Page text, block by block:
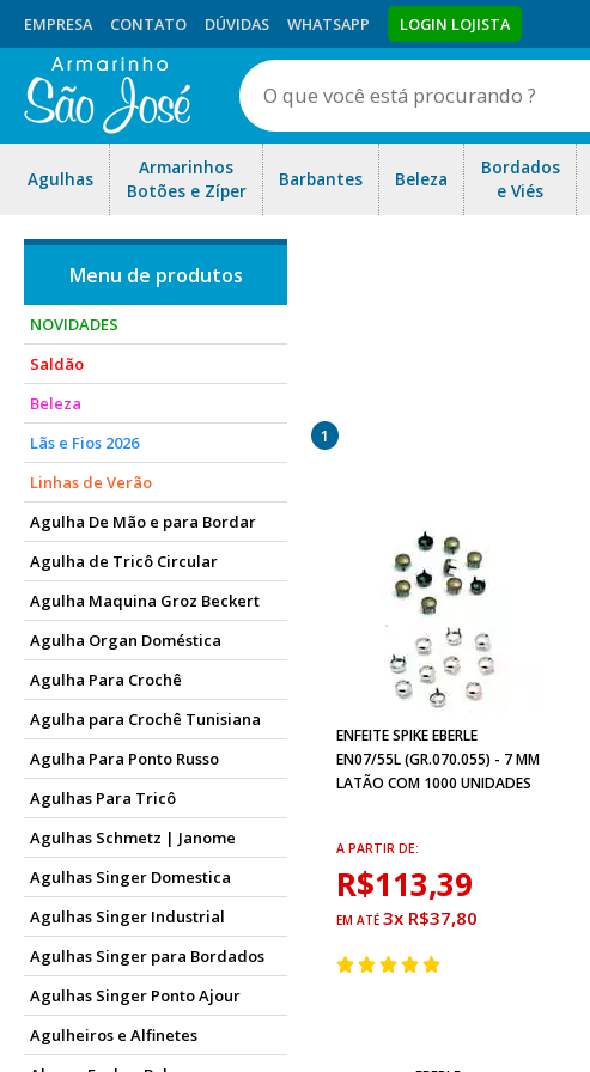
EMPRESA CONTATO DÚVIDAS WHATSAPP LOGIN LOJISTA
Agulhas
Armarinhos
Botões e Zíper
Barbantes Beleza
Bordados
e Viés
NOVIDADES
Saldão
Beleza
Lãs e Fios 2026
Linhas de Verão
Agulha De Mão e para Bordar
Agulha de Tricô Circular
Agulha Maquina Groz Beckert
Agulha Organ Doméstica
Agulha Para Crochê
Agulha para Crochê Tunisiana
Agulha Para Ponto Russo
Agulhas Para Tricô
Agulhas Schmetz | Janome
Agulhas Singer Domestica
Agulhas Singer Industrial
Agulhas Singer para Bordados
Agulhas Singer Ponto Ajour
Agulheiros e Alfinetes
1
ENFEITE SPIKE EBERLE
EN07/55L (GR.070.055) - 7 MM
LATÃO COM 1000 UNIDADES
A PARTIR DE:
R$113,39
3x R$37,80